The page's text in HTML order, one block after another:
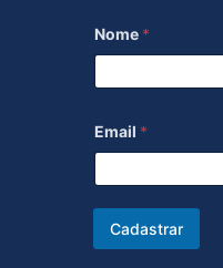
Nome *
Email *
Cadastrar